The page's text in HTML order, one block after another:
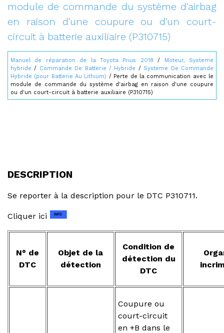
module de commande du système d'airbag
en raison d'une coupure ou d'un court-
circuit à batterie auxiliaire (P310715)
Manuel de réparation de la Toyota Prius 2018 /
Moteur, Systeme
hybride / Commande De Batterie / Hybride / Systeme De Commande
Hybride (pour Batterie Au Lithium) / Perte de la communication avec le
module de commande du système d'airbag en raison d'une coupure
ou d'un court-circuit à batterie auxiliaire (P310715)
DESCRIPTION
Se reporter à la description pour le DTC P310711.
Cliquer ici
N° de
DTC
Objet de la
détection
Condition de
détection du
DTC
Coupure ou
court-circuit
en +B dans le